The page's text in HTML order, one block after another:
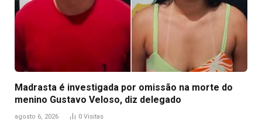
Madrasta é investigada por omissão na morte do
menino Gustavo Veloso, diz delegado
agosto 6, 2026 0 Visitas